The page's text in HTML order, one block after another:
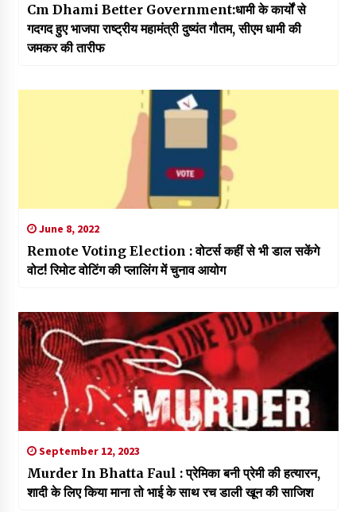
Cm Dhami Better Government:धामी के कार्यों से
गदगद हुए भाजपा राष्ट्रीय महामंत्री दुष्यंत गौतम, सीएम धामी की
जमकर की तारीफ
June 8, 2022
Remote Voting Election : वोटर्स कहीं से भी डाल सकेंगे
वोट! रिमोट वोटिंग की प्लालिंग में चुनाव आयोग
September 12, 2023
Murder In Bhatta Faul : प्रेमिका बनी प्रेमी की हत्यारन,
शादी के लिए किया माना तो भाई के साथ रच डाली खून की साजिश